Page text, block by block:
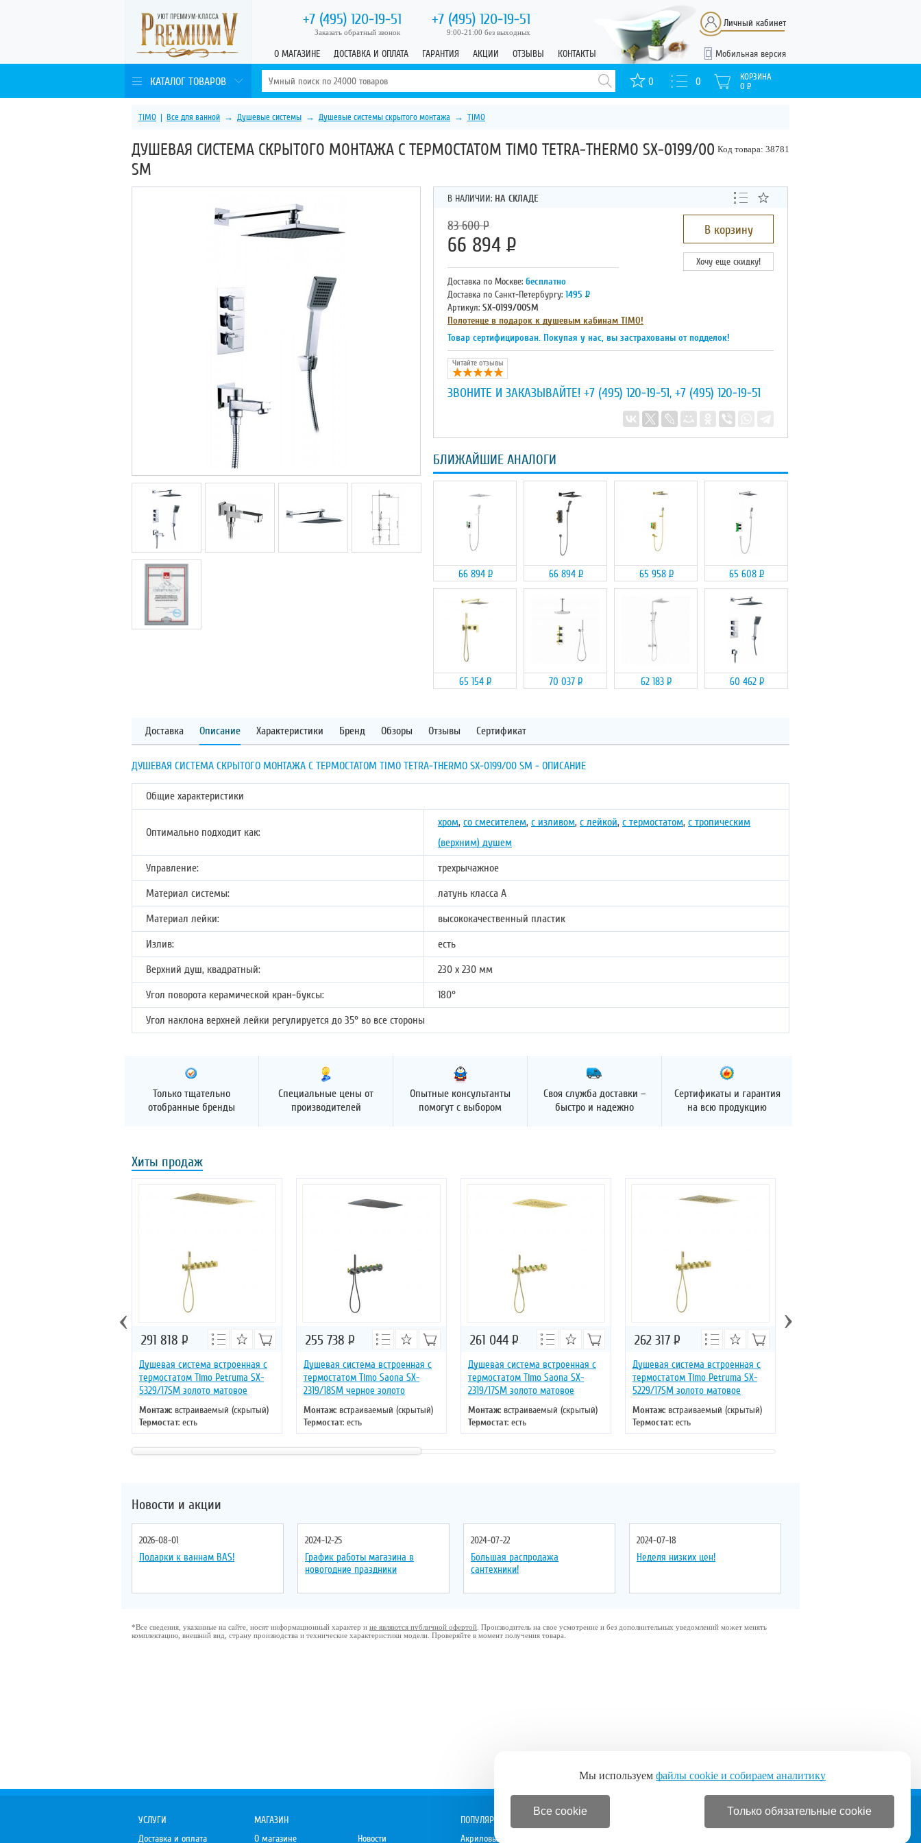
+7 (495) 120-19-51 +7 (495) 120-19-51
Заказать обратный звонок 9:00-21:00 без выходных
О МАГАЗИНЕ ДОСТАВКА И ОПЛАТА ГАРАНТИЯ АКЦИИ ОТЗЫВЫ КОНТАКТЫ Мобильная версия
Личный кабинет
КАТАЛОГ ТОВАРОВ 0 0
КОРЗИНА
0 Р
TIMO | Все для ванной → Душевые системы → Душевые системы скрытого монтажа → TIMO
Код товара: 38781
ДУШЕВАЯ СИСТЕМА СКРЫТОГО МОНТАЖА С ТЕРМОСТАТОМ TIMO TETRA-THERMO SX-0199/00
SM
В НАЛИЧИИ: НА СКЛАДЕ
83 600Р
66 894 Р
В корзину
Хочу еще скидку!
Доставка по Москве: бесплатно
Доставка по Санкт-Петербургу: 1495 Р
Артикул: SX-0199/00SM
Полотенце в подарок к душевым кабинам TIMO!
Товар сертифицирован. Покупая у нас, вы застрахованы от подделок!
Читайте отзывы
ЗВОНИТЕ И ЗАКАЗЫВАЙТЕ! +7 (495) 120-19-51, +7 (495) 120-19-51
БЛИЖАЙШИЕ АНАЛОГИ
66 894 Р 66 894 Р 65 958 Р 65 608 Р
65 154 Р 70 037 Р 62 183 Р 60 462 Р
Доставка Описание Характеристики Бренд Обзоры Отзывы Сертификат
ДУШЕВАЯ СИСТЕМА СКРЫТОГО МОНТАЖА С ТЕРМОСТАТОМ TIMO TETRA-THERMO SX-0199/00 SM - ОПИСАНИЕ
Общие характеристики
Оптимально подходит как:
хром, со смесителем, с изливом, с лейкой, с термостатом, с тропическим
(верхним) душем
Управление:
трехрычажное
Материал системы:
латунь класса А
Материал лейки:
высококачественный пластик
Излив:
есть
Верхний душ, квадратный:
230 x 230 мм
Угол поворота керамической кран-буксы:
180°
Угол наклона верхней лейки регулируется до 35° во все стороны
Только тщательно
отобранные бренды
Специальные цены от
производителей
Опытные консультанты
помогут с выбором
Своя служба доставки –
быстро и надежно
Сертификаты и гарантия
на всю продукцию
Хиты продаж
Душевая система встроенная с
термостатом Timo Petruma SX-
5329/17SM золото матовое
Монтаж: встраиваемый (скрытый)
Термостат: есть
Цвет: золото
291 818 Р
Душевая система встроенная с
термостатом Timo Saona SX-
2319/18SM черное золото
Монтаж: встраиваемый (скрытый)
Термостат: есть
Цвет: черное золото
255 738 Р
Душевая система встроенная с
термостатом Timo Saona SX-
2319/17SM золото матовое
Монтаж: встраиваемый (скрытый)
Термостат: есть
Цвет: золото
261 044 Р
Душевая система встроенная с
термостатом Timo Petruma SX-
5229/17SM золото матовое
Монтаж: встраиваемый (скрытый)
Термостат: есть
Цвет: золото
262 317 Р
‹ ›
Новости и акции
2026-08-01
Подарки к ваннам BAS!
2024-12-25
График работы магазина в
новогодние праздники
2024-07-22
Большая распродажа
сантехники!
2024-07-18
Неделя низких цен!
*Все сведения, указанные на сайте, носят информационный характер и не являются публичной офертой . Производитель на свое усмотрение и без дополнительных уведомлений может менять
комплектацию, внешний вид, страну производства и технические характеристики модели. Проверяйте в момент получения товара.
УСЛУГИ
Доставка и оплата
МАГАЗИН
О магазине
Новости
ПОПУЛЯРНОЕ
Акриловые ванны
Мы используем файлы cookie и собираем аналитику
Все cookie Только обязательные cookie